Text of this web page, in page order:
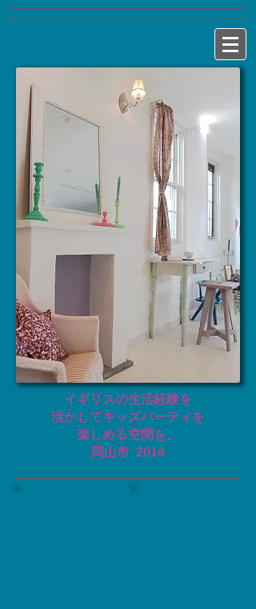
イギリスの生活経験を
活かしてキッズパーティを
楽しめる空間を。
岡山市 ​2014